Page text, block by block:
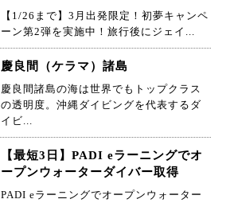
【1/26まで】3月出発限定！初夢キャンペ
ーン第2弾を実施中！旅行後にジェイ...
慶良間（ケラマ）諸島
慶良間諸島の海は世界でもトップクラス
の透明度。沖縄ダイビングを代表するダ
イビ...
【最短3日】PADI eラーニングでオ
ープンウォーターダイバー取得
PADI eラーニングでオープンウォーター